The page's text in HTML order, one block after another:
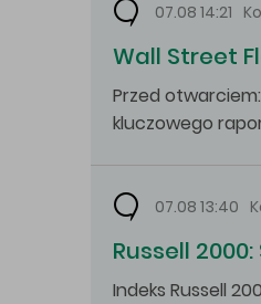
07.08 14:21
Wall Street
Przed
kluczowego
07.08 13:40
Russell
Indeks Russell